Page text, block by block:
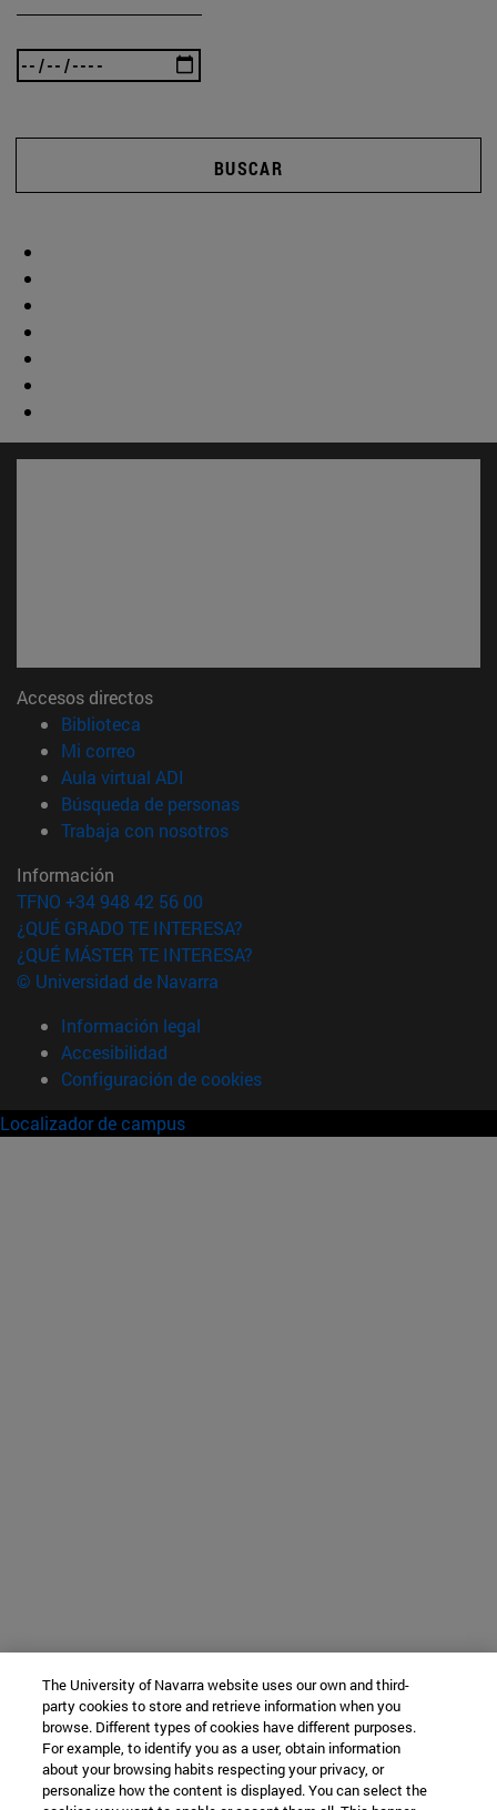
BUSCAR
Accesos directos
Biblioteca
Mi correo(abre en nueva ventana)
Aula virtual ADI
Búsqueda de personas(abre en nueva ventana)
Trabaja con nosotros(abre en nueva ventana)
Información
TFNO +34 948 42 56 00
¿QUÉ GRADO TE INTERESA?
¿QUÉ MÁSTER TE INTERESA?
© Universidad de Navarra
Información legal
Accesibilidad
Configuración de cookies
Localizador de campus
The University of Navarra website uses our own and third-
party cookies to store and retrieve information when you
browse. Different types of cookies have different purposes.
For example, to identify you as a user, obtain information
about your browsing habits respecting your privacy, or
personalize how the content is displayed. You can select the